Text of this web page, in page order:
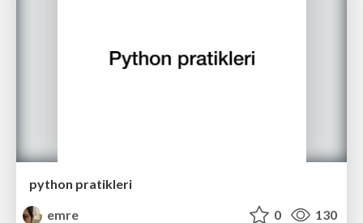
python pratikleri
emre
0 130